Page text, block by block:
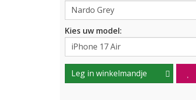
Kies uw model:
Leg in winkelmandje